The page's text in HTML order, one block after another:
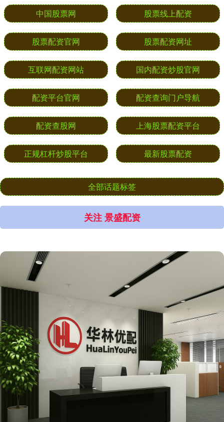
中国股票网 股票线上配资
股票配资官网 股票配资网址
互联网配资网站 国内配资炒股官网
配资平台官网 配资查询门户导航
配资查股网 上海股票配资平台
正规杠杆炒股平台 最新股票配资
全部话题标签
关注 景盛配资